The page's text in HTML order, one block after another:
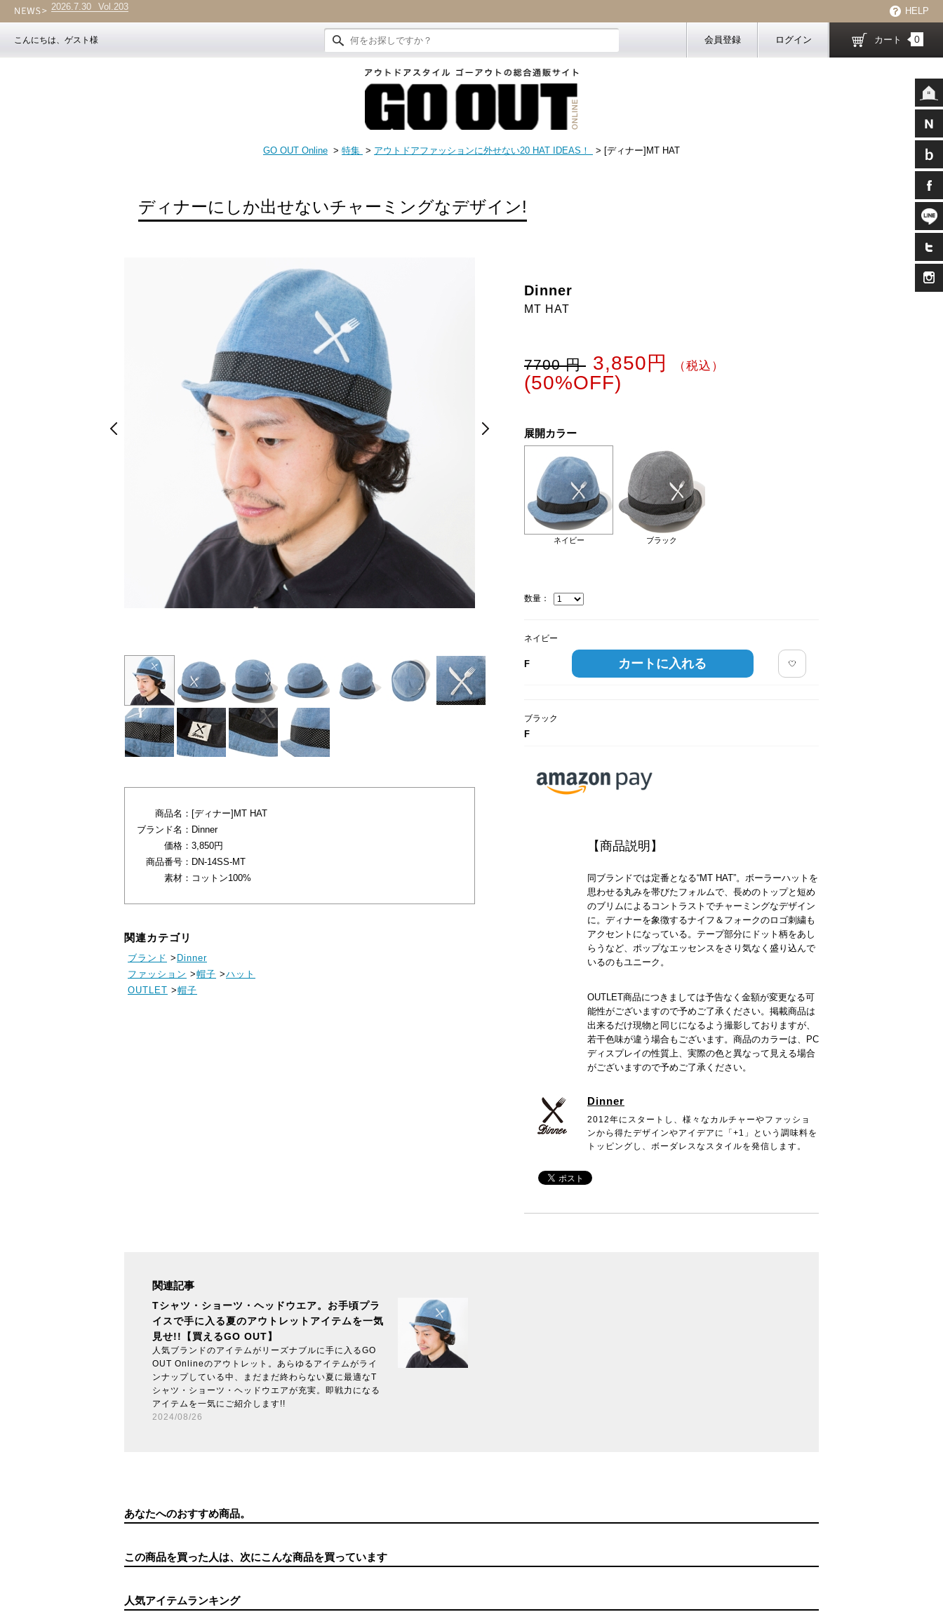
2026.7.30 NEW ARRIVAL HELP
こんにちは、ゲスト様 会員登録 ログイン カート 0
GO OUT Online > 特集 > アウトドアファッションに外せない20 HAT IDEAS！ > [ディナー]MT HAT
ディナーにしか出せないチャーミングなデザイン!
Dinner
MT HAT
7700 円 3,850円 （税込）
(50%OFF)
展開カラー
ネイビー ブラック
数量：
ネイビー
F カートに入れる
ブラック
F
【商品説明】
同ブランドでは定番となる“MT HAT”。ボーラーハットを
思わせる丸みを帯びたフォルムで、長めのトップと短め
のブリムによるコントラストでチャーミングなデザイン
に。ディナーを象徴するナイフ＆フォークのロゴ刺繍も
アクセントになっている。テープ部分にドット柄をあし
らうなど、ポップなエッセンスをさり気なく盛り込んで
いるのもユニーク。
OUTLET商品につきましては予告なく金額が変更なる可
能性がございますので予めご了承ください。掲載商品は
出来るだけ現物と同じになるよう撮影しておりますが、
若干色味が違う場合もございます。商品のカラーは、PC
ディスプレイの性質上、実際の色と異なって見える場合
がございますので予めご了承ください。
Dinner
2012年にスタートし、様々なカルチャーやファッショ
ンから得たデザインやアイデアに「+1」という調味料を
トッピングし、ボーダレスなスタイルを発信します。
商品名： [ディナー]MT HAT
ブランド名： Dinner
価格： 3,850円
商品番号： DN-14SS-MT
素材： コットン100%
関連カテゴリ
ブランド > Dinner
ファッション >帽子 >ハット
OUTLET >帽子
関連記事
Tシャツ・ショーツ・ヘッドウエア。お手頃プラ
イスで手に入る夏のアウトレットアイテムを一気
見せ!!【買えるGO OUT】
人気ブランドのアイテムがリーズナブルに手に入るGO
OUT Onlineのアウトレット。あらゆるアイテムがライ
ンナップしている中、まだまだ終わらない夏に最適なT
シャツ・ショーツ・ヘッドウエアが充実。即戦力になる
アイテムを一気にご紹介します!!
2024/08/26
あなたへのおすすめ商品。
この商品を買った人は、次にこんな商品を買っています
人気アイテムランキング